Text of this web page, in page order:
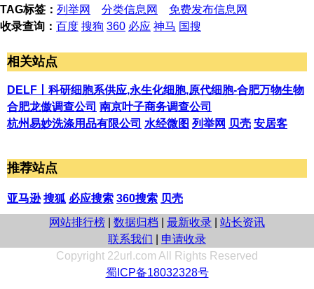
TAG标签： 列举网 分类信息网
免费发布信息网
收录查询： 百度 搜狗 360 必应 神马 国搜
相关站点
DELF丨科研细胞系供应,永生化细胞,原代细胞-合肥万物生物
合肥龙傲调查公司 南京叶子商务调查公司
杭州易妙洗涤用品有限公司 水经微图 列举网 贝壳 安居客
推荐站点
亚马逊 搜狐 必应搜索 360搜索 贝壳
网站排行榜
数据归档 最新收录
站长资讯
联系我们
申请收录
Copyright 22url.com All Rights Reserved
蜀ICP备18032328号